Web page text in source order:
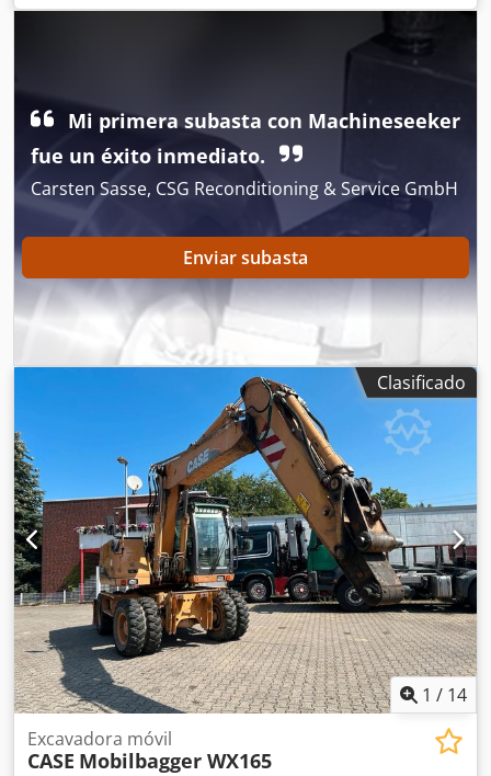
Chodpfjvr Dxpsx Agpja Marca: Case IH Modelo: 1660 Año:
1987 Horas de funcionamiento: 3.300 h Ancho de sección:
5,00 m Varios tipos de equipos: picador de paja,
Mi primera subasta con Machineseeker
fue un éxito inmediato.
Carsten Sasse, CSG Reconditioning & Service GmbH
Enviar subasta
Clasificado
1 / 14
Excavadora móvil
CASE Mobilbagger WX165